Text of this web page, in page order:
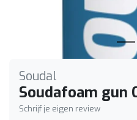
Soudal
Soudafoam gun
Schrijf je eigen review